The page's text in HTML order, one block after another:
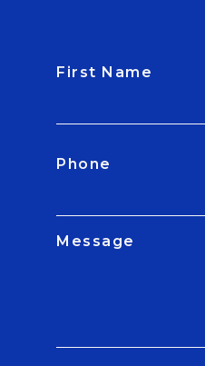
First Name
Phone
Message